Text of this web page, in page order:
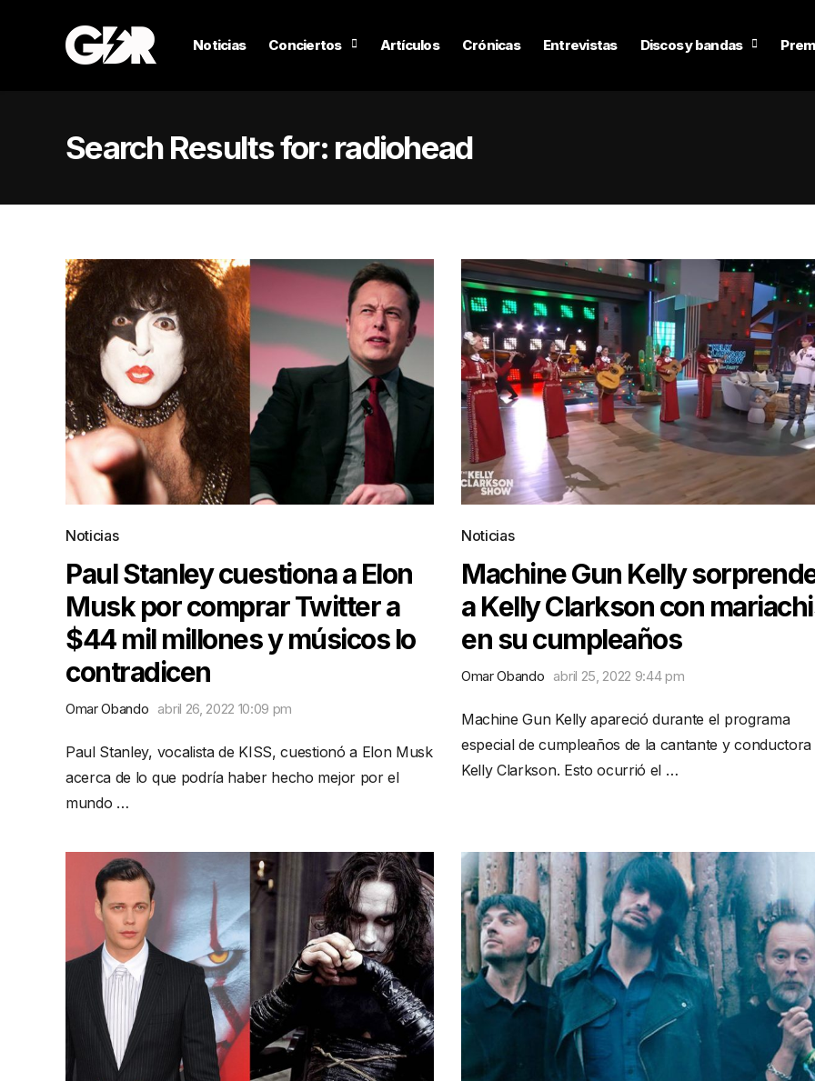
Noticias Conciertos Artículos Crónicas Entrevistas Discos y bandas
Search Results for: radiohead
Noticias
Paul Stanley cuestiona a Elon
Musk por comprar Twitter a
$44 mil millones y músicos lo
contradicen
Omar Obando abril 26, 2022 10:09 pm
Paul Stanley, vocalista de KISS, cuestionó a Elon Musk
acerca de lo que podría haber hecho mejor por el
mundo …
Noticias
Machine Gun Kelly
a Kelly Clarkson con
en su cumpleaños
Omar Obando abril 25, 2022 9:44 pm
Machine Gun Kelly apareció durante el programa
especial de cumpleaños de la cantante y conductora
Kelly Clarkson. Esto ocurrió el …